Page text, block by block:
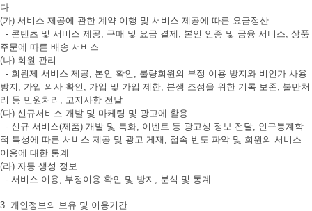
다.
(가) 서비스 제공에 관한 계약 이행 및 서비스 제공에 따른 요금정산
- 콘텐츠 및 서비스 제공, 구매 및 요금 결제, 본인 인증 및 금융 서비스, 상품
주문에 따른 배송 서비스
(나) 회원 관리
- 회원제 서비스 제공, 본인 확인, 불량회원의 부정 이용 방지와 비인가 사용
방지, 가입 의사 확인, 가입 및 가입 제한, 분쟁 조정을 위한 기록 보존, 불만처
리 등 민원처리, 고지사항 전달
(다) 신규서비스 개발 및 마케팅 및 광고에 활용
- 신규 서비스(제품) 개발 및 특화, 이벤트 등 광고성 정보 전달, 인구통계학
적 특성에 따른 서비스 제공 및 광고 게재, 접속 빈도 파악 및 회원의 서비스
이용에 대한 통계
(라) 자동 생성 정보
- 서비스 이용, 부정이용 확인 및 방지, 분석 및 통계
3. 개인정보의 보유 및 이용기간